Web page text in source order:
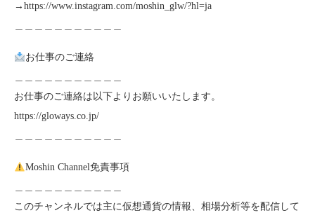
→https://www.instagram.com/moshin_glw/?hl=ja
お仕事のご連絡
お仕事のご連絡は以下よりお願いいたします。
https://gloways.co.jp/
Moshin Channel免責事項
このチャンネルでは主に仮想通貨の情報、相場分析等を配信して